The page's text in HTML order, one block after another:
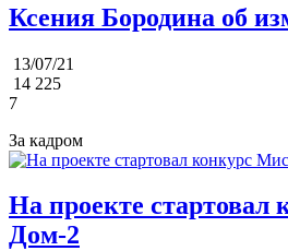
Ксения Бородина об
13/07/21
14 225
7
За кадром
На проекте стартовал
Дом-2